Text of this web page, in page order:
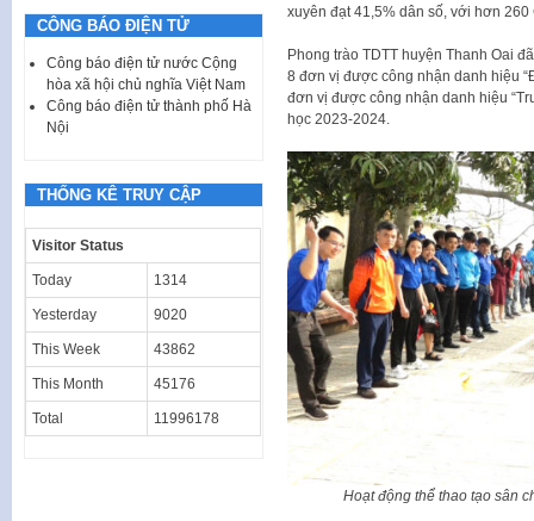
xuyên đạt 41,5% dân số, với hơn 260
Phong trào TDTT huyện Thanh Oai
8 đơn vị được công nhận danh hiệu
đơn vị được công nhận danh hiệu
học 2023-2024.
Hoạt động thể thao tạo sân
CÔNG BÁO ĐIỆN TỬ
Công báo điện tử nước Cộng
hòa xã hội chủ nghĩa Việt Nam
Công báo điện tử thành phố Hà
Nội
THỐNG KÊ TRUY CẬP
Visitor Status
Today 1314
Yesterday 9020
This Week 43862
This Month 45176
Total 11996178